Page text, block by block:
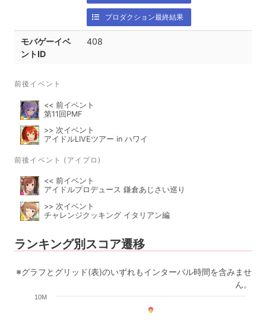
プロダクション最終結果
モバゲーイベ
ントID
408
前後イベント
<< 前イベント
第11回PMF
>> 次イベント
アイドルLIVEツアー in ハワイ
前後イベント (アイプロ)
<< 前イベント
アイドルプロデュース 鎌倉あじさい巡り
>> 次イベント
チャレンジクッキング イタリアン編
ランキング別スコア遷移
※グラフとグリッド(表)のいずれもインターバル時間を含みませ
ん。
10M